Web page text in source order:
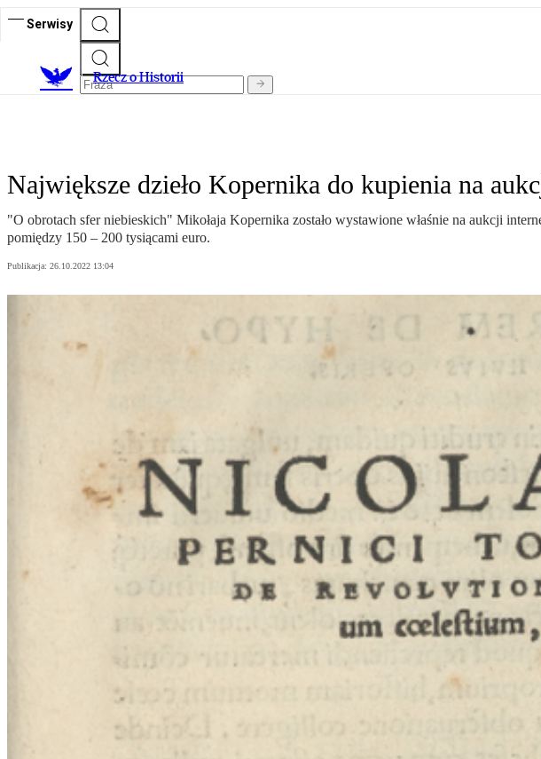
Serwisy
Rzecz o Historii
Największe dzieło Kopernika do kupienia na
"O obrotach sfer niebieskich" Mikołaja Kopernika zostało wystawione właśnie na aukcji
pomiędzy 150 – 200 tysiącami euro.
Publikacja: 26.10.2022 13:04